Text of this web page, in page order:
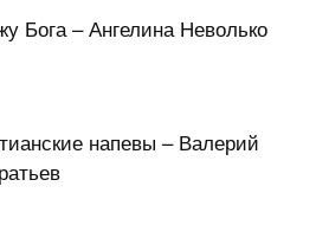
Бога – Ангелина Неволько
напевы – Валерий